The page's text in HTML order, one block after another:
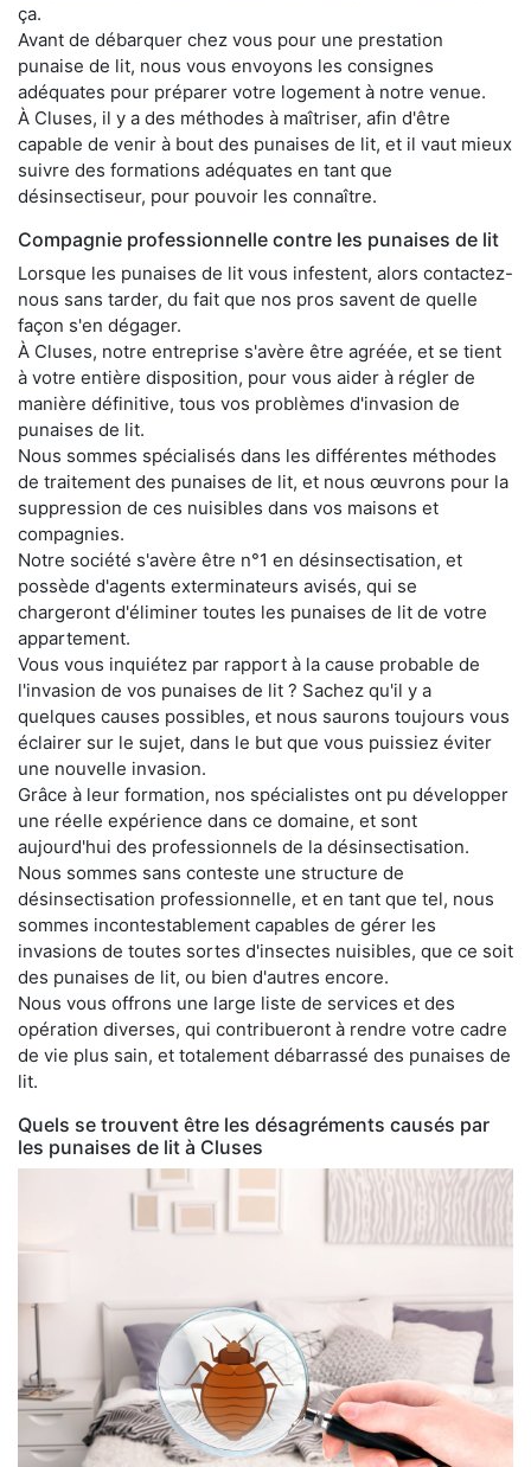
ça.
Avant de débarquer chez vous pour une prestation
punaise de lit, nous vous envoyons les consignes
adéquates pour préparer votre logement à notre venue.
À Cluses, il y a des méthodes à maîtriser, afin d'être
capable de venir à bout des punaises de lit, et il vaut mieux
suivre des formations adéquates en tant que
désinsectiseur, pour pouvoir les connaître.
Compagnie professionnelle contre les punaises de lit
Lorsque les punaises de lit vous infestent, alors contactez-
nous sans tarder, du fait que nos pros savent de quelle
façon s'en dégager.
À Cluses, notre entreprise s'avère être agréée, et se tient
à votre entière disposition, pour vous aider à régler de
manière définitive, tous vos problèmes d'invasion de
punaises de lit.
Nous sommes spécialisés dans les différentes méthodes
de traitement des punaises de lit, et nous œuvrons pour la
suppression de ces nuisibles dans vos maisons et
compagnies.
Notre société s'avère être n°1 en désinsectisation, et
possède d'agents exterminateurs avisés, qui se
chargeront d'éliminer toutes les punaises de lit de votre
appartement.
Vous vous inquiétez par rapport à la cause probable de
l'invasion de vos punaises de lit ? Sachez qu'il y a
quelques causes possibles, et nous saurons toujours vous
éclairer sur le sujet, dans le but que vous puissiez éviter
une nouvelle invasion.
Grâce à leur formation, nos spécialistes ont pu développer
une réelle expérience dans ce domaine, et sont
aujourd'hui des professionnels de la désinsectisation.
Nous sommes sans conteste une structure de
désinsectisation professionnelle, et en tant que tel, nous
sommes incontestablement capables de gérer les
invasions de toutes sortes d'insectes nuisibles, que ce soit
des punaises de lit, ou bien d'autres encore.
Nous vous offrons une large liste de services et des
opération diverses, qui contribueront à rendre votre cadre
de vie plus sain, et totalement débarrassé des punaises de
lit.
Quels se trouvent être les désagréments causés par
les punaises de lit à Cluses